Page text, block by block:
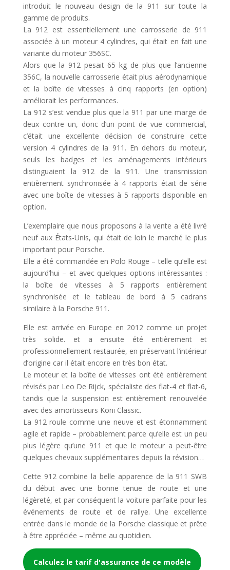
introduit le nouveau design de la 911 sur toute la
gamme de produits.
La 912 est essentiellement une carrosserie de 911
associée à un moteur 4 cylindres, qui était en fait une
variante du moteur 356SC.
Alors que la 912 pesait 65 kg de plus que l’ancienne
356C, la nouvelle carrosserie était plus aérodynamique
et la boîte de vitesses à cinq rapports (en option)
améliorait les performances.
La 912 s’est vendue plus que la 911 par une marge de
deux contre un, donc d’un point de vue commercial,
c’était une excellente décision de construire cette
version 4 cylindres de la 911. En dehors du moteur,
seuls les badges et les aménagements intérieurs
distinguaient la 912 de la 911. Une transmission
entièrement synchronisée à 4 rapports était de série
avec une boîte de vitesses à 5 rapports disponible en
option.
L’exemplaire que nous proposons à la vente a été livré
neuf aux États-Unis, qui était de loin le marché le plus
important pour Porsche.
Elle a été commandée en Polo Rouge – telle qu’elle est
aujourd’hui – et avec quelques options intéressantes :
la boîte de vitesses à 5 rapports entièrement
synchronisée et le tableau de bord à 5 cadrans
similaire à la Porsche 911.
Elle est arrivée en Europe en 2012 comme un projet
très solide. et a ensuite été entièrement et
professionnellement restaurée, en préservant l’intérieur
d’origine car il était encore en très bon état.
Le moteur et la boîte de vitesses ont été entièrement
révisés par Leo De Rijck, spécialiste des flat-4 et flat-6,
tandis que la suspension est entièrement renouvelée
avec des amortisseurs Koni Classic.
La 912 roule comme une neuve et est étonnamment
agile et rapide – probablement parce qu’elle est un peu
plus légère qu’une 911 et que le moteur a peut-être
quelques chevaux supplémentaires depuis la révision…
Cette 912 combine la belle apparence de la 911 SWB
du début avec une bonne tenue de route et une
légèreté, et par conséquent la voiture parfaite pour les
événements de route et de rallye. Une excellente
entrée dans le monde de la Porsche classique et prête
à être appréciée – même au quotidien.
Calculez le tarif d'assurance de ce modèle